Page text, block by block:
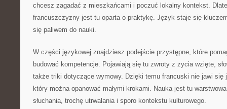
chcesz zagadać z mieszkańcami i poczuć lokalny kontekst.
francuszczyzny jest tu oparta o praktykę. Język staje się
się paliwem do nauki.
W części językowej znajdziesz podejście przystępne, które
budować kompetencje. Pojawiają się tu zwroty z życia wzięte,
także triki dotyczące wymowy. Dzięki temu francuski nie jawi
który można opanować małymi krokami. Nauka jest tu
słuchania, trochę utrwalania i sporo kontekstu kulturowego.